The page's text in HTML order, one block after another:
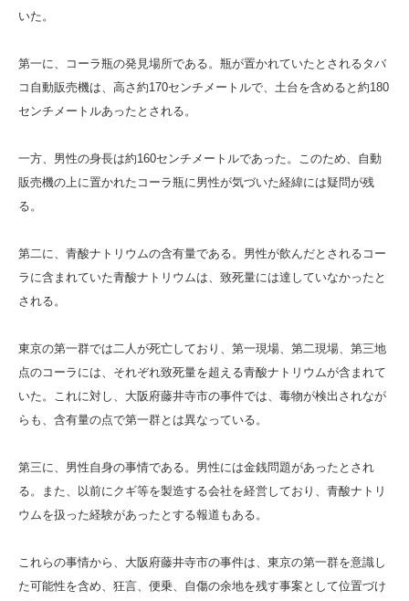
いた。
第一に、コーラ瓶の発見場所である。瓶が置かれていたとされるタバ
コ自動販売機は、高さ約170センチメートルで、土台を含めると約180
センチメートルあったとされる。
一方、男性の身長は約160センチメートルであった。このため、自動
販売機の上に置かれたコーラ瓶に男性が気づいた経緯には疑問が残
る。
第二に、青酸ナトリウムの含有量である。男性が飲んだとされるコー
ラに含まれていた青酸ナトリウムは、致死量には達していなかったと
される。
東京の第一群では二人が死亡しており、第一現場、第二現場、第三地
点のコーラには、それぞれ致死量を超える青酸ナトリウムが含まれて
いた。これに対し、大阪府藤井寺市の事件では、毒物が検出されなが
らも、含有量の点で第一群とは異なっている。
第三に、男性自身の事情である。男性には金銭問題があったとされ
る。また、以前にクギ等を製造する会社を経営しており、青酸ナトリ
ウムを扱った経験があったとする報道もある。
これらの事情から、大阪府藤井寺市の事件は、東京の第一群を意識し
た可能性を含め、狂言、便乗、自傷の余地を残す事案として位置づけ